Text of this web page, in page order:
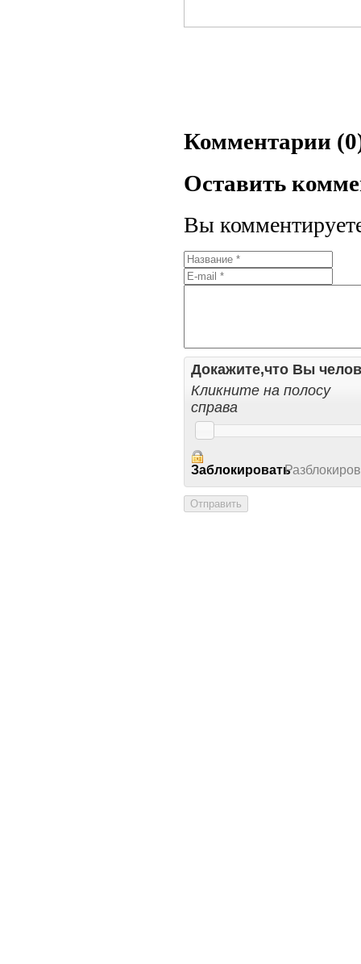
Комментарии
Оставить
Вы
Докажите,что Вы
Кликните на полосу
справа
Заблокировать